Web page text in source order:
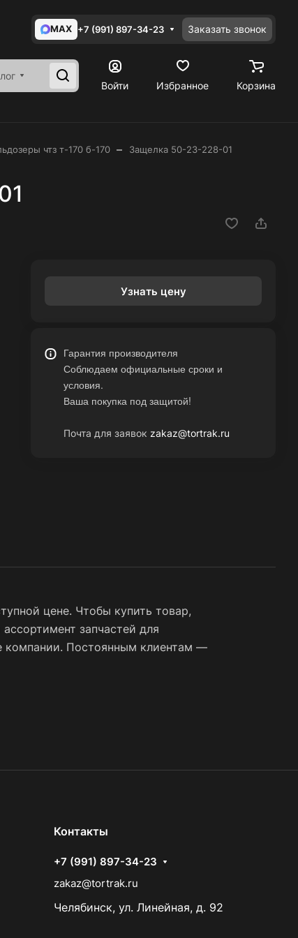
MAX +7 (991) 897-34-23 Заказать звонок
Войти
Избранное Корзина
чтз т-170 б-170 – Защелка 50-23-228-01
Узнать цену
Гарантия производителя
Соблюдаем официальные сроки и
условия.
Ваша покупка под защитой!
Почта для заявок zakaz@tortrak.ru
цене. Чтобы купить товар,
запчастей для
компании. Постоянным клиентам —
Контакты
+7 (991) 897-34-23
zakaz@tortrak.ru
Челябинск, ул. Линейная, д. 92